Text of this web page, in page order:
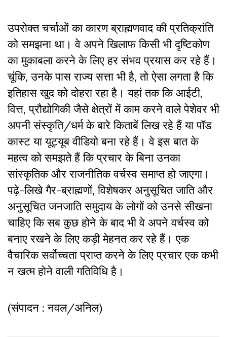
उपरोक्त चर्चाओं का कारण ब्राह्मणवाद की प्रतिक्रांति
को समझना था। वे अपने खिलाफ किसी भी दृष्टिकोण
का मुकाबला करने के लिए हर संभव प्रयास कर रहे हैं।
चूंकि, उनके पास राज्य सत्ता भी है, तो ऐसा लगता है कि
इतिहास खुद को दोहरा रहा है। यहां तककि आईटी,
वित्त, प्रौद्योगिकी जैसे क्षेत्रों में काम करने वाले पेशेवर भी
अपनी संस्कृति/धर्म के बारे किताबें लिख रहे हैं या पॉड
कास्ट या यूट्यूब वीडियो बना रहे हैं। वे इस बात के
महत्व को समझते हैं कि प्रचार के बिना उनका
सांस्कृतिक और राजनीतिक वर्चस्व समाप्त हो जाएगा।
पढ़े-लिखे गैर-ब्राह्मणों, विशेषकर अनुसूचित जाति और
अनुसूचित जनजाति समुदाय के लोगों को उनसे सीखना
चाहिए कि सब कुछ होने के बाद भी वे अपने वर्चस्व को
बनाए रखने के लिए कड़ी मेहनत कर रहे हैं। एक
वैचारिक सर्वोच्चता प्राप्त करने के लिए प्रचार एक कभी
न खत्म होने वाली गतिविधि है।
(संपादन : नवल/अनिल)